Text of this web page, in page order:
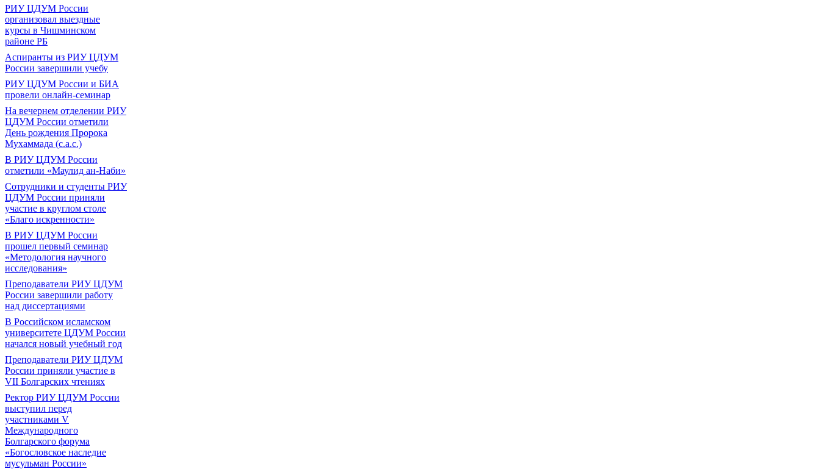
РИУ ЦДУМ России
организовал выездные
курсы в Чишминском
районе РБ
Аспиранты из РИУ ЦДУМ
России завершили учебу
РИУ ЦДУМ России и БИА
провели онлайн-семинар
На вечернем отделении РИУ
ЦДУМ России отметили
День рождения Пророка
Мухаммада (с.а.с.)
В РИУ ЦДУМ России
отметили «Маулид ан-Наби»
Сотрудники и студенты РИУ
ЦДУМ России приняли
участие в круглом столе
«Благо искренности»
В РИУ ЦДУМ России
прошел первый семинар
«Методология научного
исследования»
Преподаватели РИУ ЦДУМ
России завершили работу
над диссертациями
В Российском исламском
университете ЦДУМ России
начался новый учебный год
Преподаватели РИУ ЦДУМ
России приняли участие в
VII Болгарских чтениях
Ректор РИУ ЦДУМ России
выступил перед
участниками V
Международного
Болгарского форума
«Богословское наследие
мусульман России»